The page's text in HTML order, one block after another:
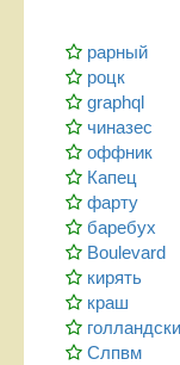
рарный
роцк
graphql
чиназес
оффник
Капец
фарту
баребух
Boulevard
кирять
краш
Слпвм